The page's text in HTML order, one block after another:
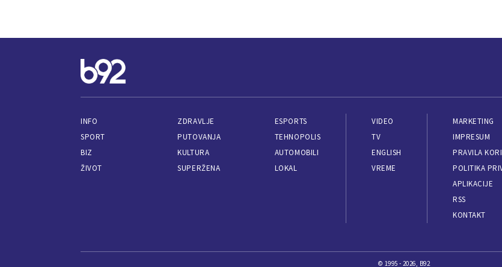
INFO
SPORT
BIZ
ŽIVOT
ZDRAVLJE
PUTOVANJA
KULTURA
SUPERŽENA
ESPORTS
TEHNOPOLIS
AUTOMOBILI
LOKAL
VIDEO
TV
ENGLISH
VREME
MARKETING
IMPRESUM
PRAVILA
POLITIKA
APLIKACIJE
RSS
KONTAKT
© 1995 - 2026, B92